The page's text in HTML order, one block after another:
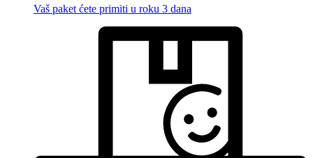
Vaš paket ćete primiti u roku 3 dana